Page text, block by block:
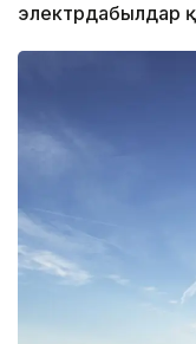
электрдабылдар